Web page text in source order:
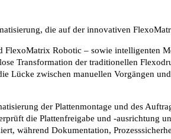
die auf der innovativen
Robotic – sowie intelligenten
Transformation der traditionellen
Lücke zwischen manuellen Vorgängen
der Plattenmontage und des
die Plattenfreigabe und -
während Dokumentation,